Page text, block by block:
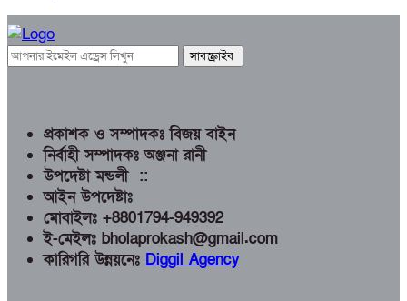
প্রকাশক ও সম্পাদকঃ বিজয় বাইন
নির্বাহী সম্পাদকঃ অঞ্জনা রানী
উপদেষ্টা মন্ডলী ::
আইন উপদেষ্টাঃ
মোবাইলঃ +8801794-949392
ই-মেইলঃ bholaprokash@gmail.com
কারিগরি উন্নয়নেঃ Diggil Agency